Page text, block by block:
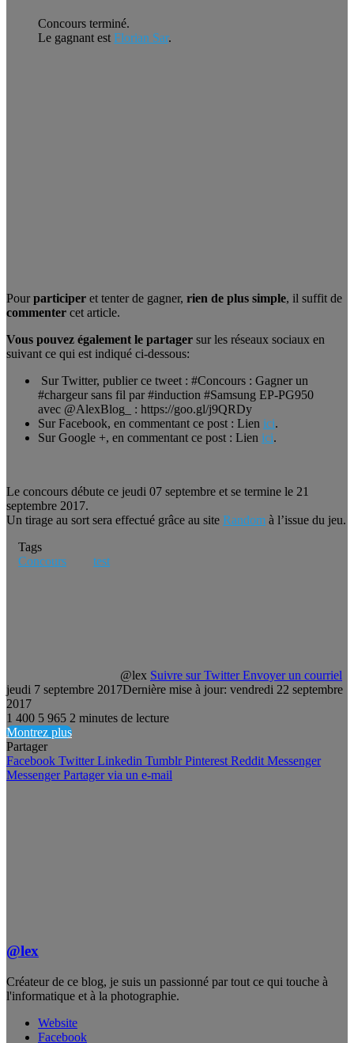
Concours terminé.
Le gagnant est Florian Sar.
Pourparticiper et tenter de gagner, rien de plus simple, il suffit de
commenter cet article.
Vous pouvez également le partager sur les réseaux sociaux en
suivant ce qui est indiqué ci-dessous:
Sur Twitter, publier ce tweet : #Concours : Gagner un
#chargeur sans fil par #induction #Samsung EP-PG950
avec @AlexBlog_ : https://goo.gl/j9QRDy
Sur Facebook, en commentant ce post : Lien ici.
Sur Google +, en commentant ce post : Lien ici.
Le concours débute ce jeudi 07 septembre et se termine le 21
septembre 2017.
Un tirage au sort sera effectué grâce au site Random à l’issue du jeu.
Tags
Concours
test
@lex Suivre sur Twitter Envoyer un courriel
jeudi 7 septembre 2017Dernière mise à jour: vendredi 22 septembre
2017
1 400 5 965 2 minutes de lecture
Montrez plus
Partager
Facebook Twitter Linkedin Tumblr Pinterest Reddit Messenger
Messenger Partager via un e-mail
@lex
Créateur de ce blog, je suis un passionné par tout ce qui touche à
l'informatique et à la photographie.
Website
Facebook